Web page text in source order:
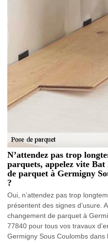
N’attendez pas trop
parquets, appelez vite
de parquet à Germigny
?
Oui, n’attendez pas trop
présentent des signes d’usure.
changement de parquet à
77840 pour tous vos travaux
Germigny Sous Coulombs